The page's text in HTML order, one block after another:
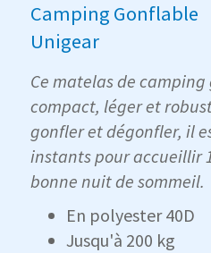
Camping Gonflable
Unigear
Ce matelas de
compact, léger et
gonfler et dégonfler, il
instants pour accueillir
bonne nuit de sommeil.
En polyester 40D
Jusqu'à 200 kg